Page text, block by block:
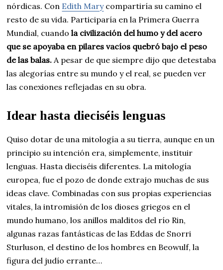
nórdicas. Con Edith Marycompartiría su camino el
resto de su vida. Participaría en la Primera Guerra
Mundial, cuandola civilización del humo y del acero
que se apoyaba en pilares vacíos quebró bajo el peso
de las balas. A pesar de que siempre dijo que detestaba
las alegorías entre su mundo y el real, se pueden ver
las conexiones reflejadas en su obra.
Idear hasta dieciséis lenguas
Quiso dotar de una mitología a su tierra, aunque en un
principio su intención era, simplemente, instituir
lenguas. Hasta dieciséis diferentes. La mitología
europea, fue el pozo de donde extrajo muchas de sus
ideas clave. Combinadas con sus propias experiencias
vitales, la intromisión de los dioses griegos en el
mundo humano, los anillos malditos del río Rin,
algunas razas fantásticas de las Eddas de Snorri
Sturluson, el destino de los hombres en Beowulf, la
figura del judío errante…